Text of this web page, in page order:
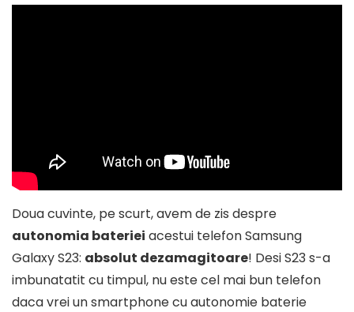
Doua cuvinte, pe scurt, avem de zis despre
autonomia bateriei acestui telefon Samsung
Galaxy S23: absolut dezamagitoare! Desi S23 s-a
imbunatatit cu timpul, nu este cel mai bun telefon
daca vrei un smartphone cu autonomie baterie